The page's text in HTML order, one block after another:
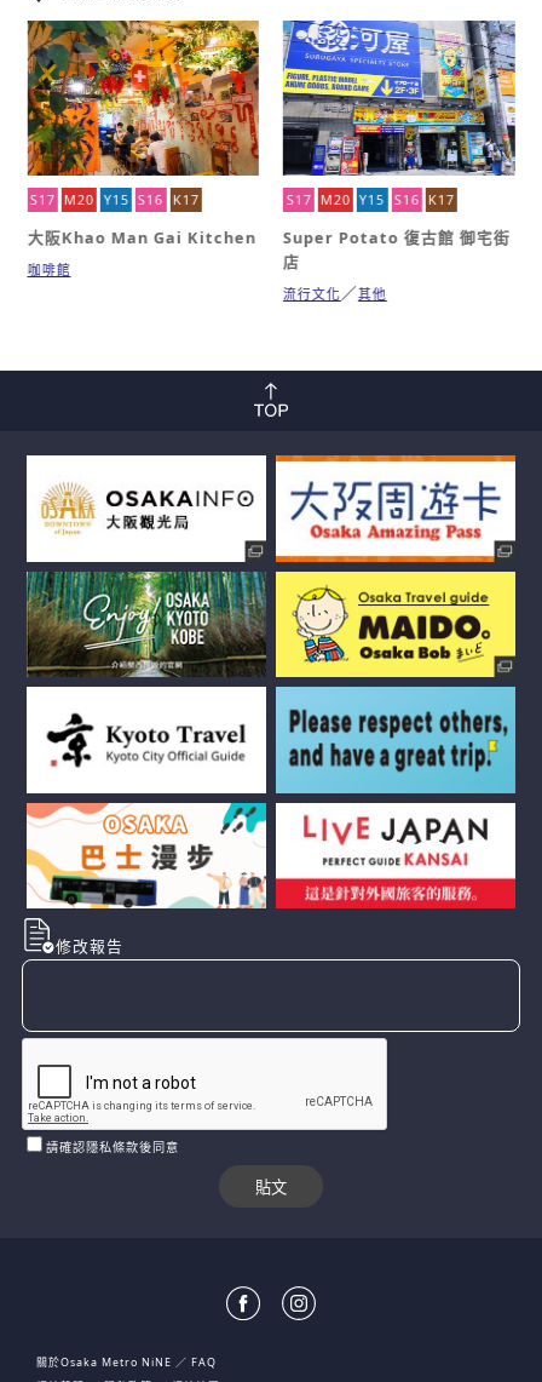
S17 M20 Y15 S16 K17
大阪Khao Man Gai Kitchen
咖啡館
S17 M20 Y15 S16 K17
Super Potato 復古館 御宅街
店
流行文化 其他
修改報告
請確認隱私條款後同意
關於Osaka Metro NiNE
FAQ